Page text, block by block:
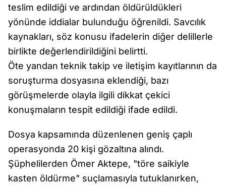
teslim edildiği ve ardından öldürüldükleri
yönünde iddialar bulunduğu öğrenildi. Savcılık
kaynakları, söz konusu ifadelerin diğer delillerle
birlikte değerlendirildiğini belirtti.
Öte yandan teknik takip ve iletişim kayıtlarının da
soruşturma dosyasına eklendiği, bazı
görüşmelerde olayla ilgili dikkat çekici
konuşmaların tespit edildiği ifade edildi.
Dosya kapsamında düzenlenen geniş çaplı
operasyonda 20 kişi gözaltına alındı.
Şüphelilerden Ömer Aktepe, "töre saikiyle
kasten öldürme" suçlamasıyla tutuklanırken,